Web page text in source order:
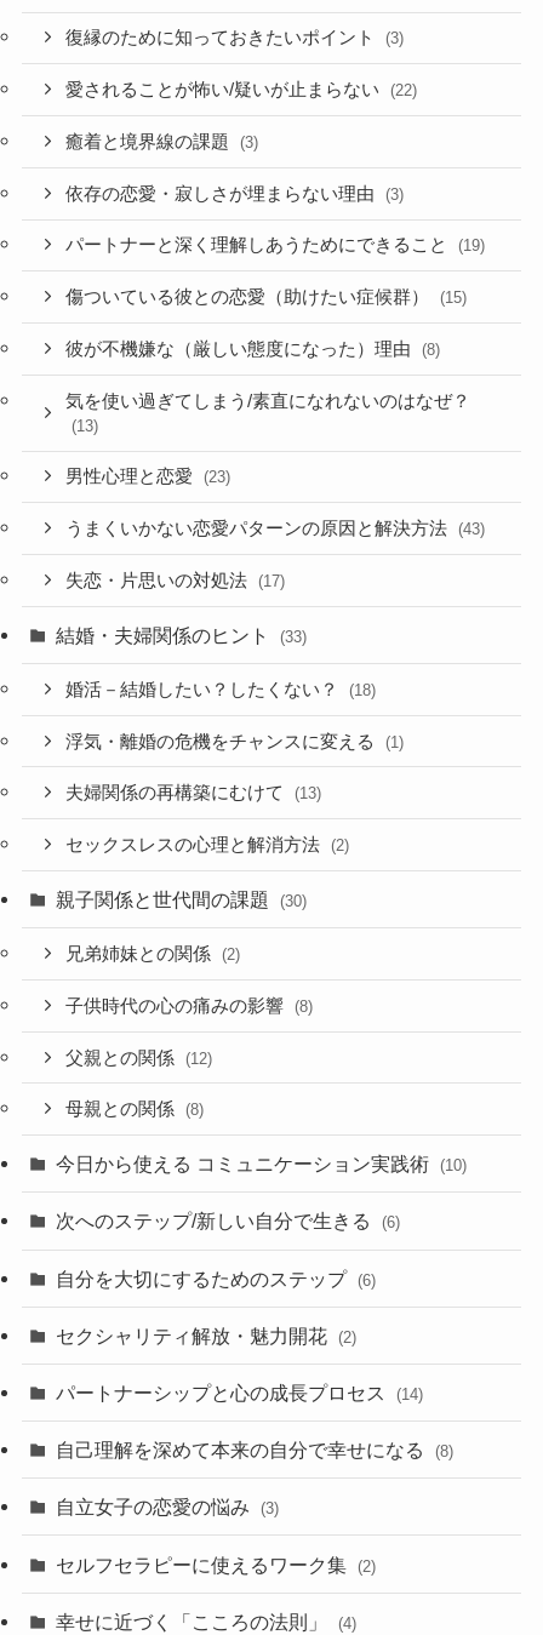
復縁のために知っておきたいポイント (3)
愛されることが怖い/疑いが止まらない (22)
癒着と境界線の課題 (3)
依存の恋愛・寂しさが埋まらない理由 (3)
パートナーと深く理解しあうためにできること (19)
傷ついている彼との恋愛（助けたい症候群） (15)
彼が不機嫌な（厳しい態度になった）理由 (8)
気を使い過ぎてしまう/素直になれないのはなぜ？
(13)
男性心理と恋愛 (23)
うまくいかない恋愛パターンの原因と解決方法 (43)
失恋・片思いの対処法 (17)
結婚・夫婦関係のヒント (33)
婚活－結婚したい？したくない？ (18)
浮気・離婚の危機をチャンスに変える (1)
夫婦関係の再構築にむけて (13)
セックスレスの心理と解消方法 (2)
親子関係と世代間の課題 (30)
兄弟姉妹との関係 (2)
子供時代の心の痛みの影響 (8)
父親との関係 (12)
母親との関係 (8)
今日から使える コミュニケーション実践術 (10)
次へのステップ/新しい自分で生きる (6)
自分を大切にするためのステップ (6)
セクシャリティ解放・魅力開花 (2)
パートナーシップと心の成長プロセス (14)
自己理解を深めて本来の自分で幸せになる (8)
自立女子の恋愛の悩み (3)
セルフセラピーに使えるワーク集 (2)
幸せに近づく「こころの法則」 (4)